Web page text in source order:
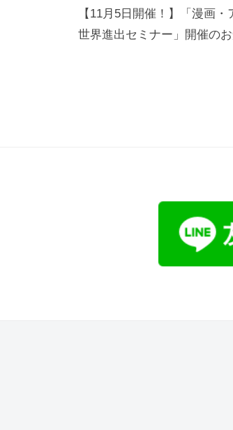
稿
ナ
【11月5日開催！】「漫画
世界進出セミナー」開催の